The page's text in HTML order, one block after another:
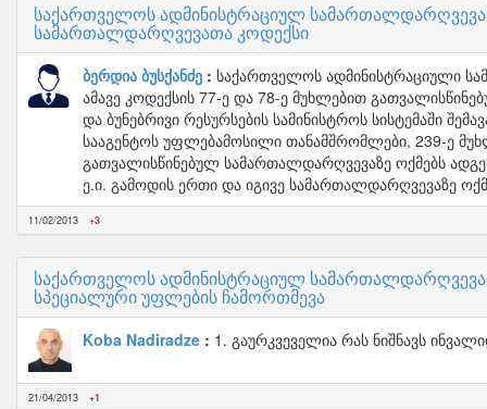
საქართველოს ადმინისტრაციულ
სამართალდარღვევათა კოდექსი
ბერდია ბუსქანძე
საქართველოს ადმინისტრაციული
ამავე კოდექსის 77-ე და 78-ე მუხლებით
და ბუნებრივი რესურსების სამინისტროს სისტემაში
სააგენტოს უფლებამოსილი თანამშრომლები, 239-ე
გათვალისწინებულ სამართალდარღვევაზე ოქმებს
ე.ი. გამოდის ერთი და იგივე სამართალდარღვევაზე
11/02/2013 +3
საქართველოს ადმინისტრაციულ
სპეციალური უფლების ჩამორთმევა
Koba Nadiradze 1. გაურკვეველია რას ნიშნავს
21/04/2013 +1